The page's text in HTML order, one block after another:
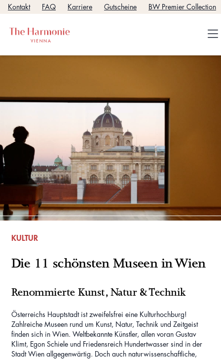
Kontakt FAQ Karriere Gutscheine BW Premier Collection
KULTUR
Die 11 schönsten Museen in Wien
Renommierte Kunst, Natur & Technik
Österreichs Hauptstadt ist zweifelsfrei eine Kulturhochburg!
Zahlreiche Museen rund um Kunst, Natur, Technik und Zeitgeist
finden sich in Wien. Weltbekannte Künstler, allen voran Gustav
Klimt, Egon Schiele und Friedensreich Hundertwasser sind in der
Stadt Wien allgegenwärtig. Doch auch naturwissenschaftliche,